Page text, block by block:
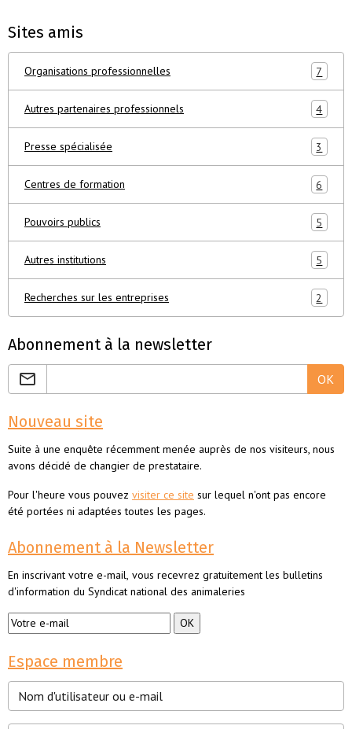
Sites amis
Organisations professionnelles 7
Autres partenaires professionnels 4
Presse spécialisée 3
Centres de formation 6
Pouvoirs publics 5
Autres institutions 5
Recherches sur les entreprises 2
Abonnement à la newsletter
OK
Nouveau site
Suite à une enquête récemment menée auprès de nos visiteurs, nous
avons décidé de changier de prestataire.
Pour l'heure vous pouvez visiter ce site sur lequel n'ont pas encore
été portées ni adaptées toutes les pages.
Abonnement à la Newsletter
En inscrivant votre e-mail, vous recevrez gratuitement les bulletins
d'information du Syndicat national des animaleries
Espace membre